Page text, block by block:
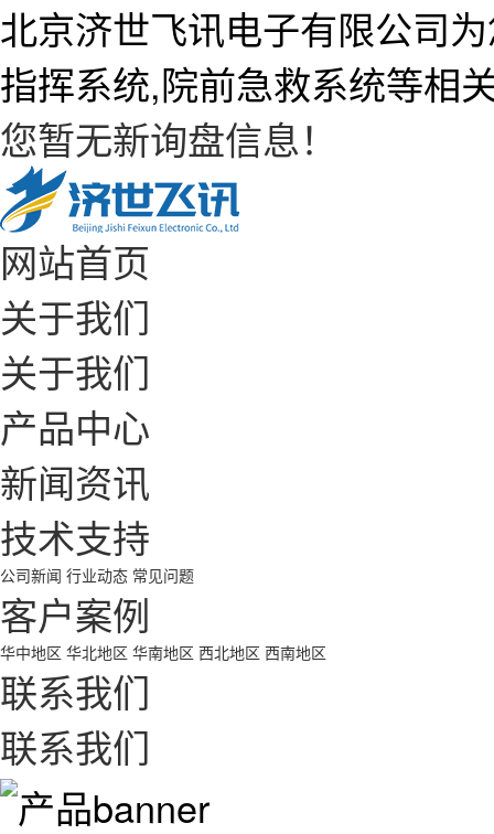
北京济世飞讯电子有限公司
指挥系统,院前急救系统等相
您暂无新询盘信息！
网站首页
关于我们
关于我们
产品中心
新闻资讯
技术支持
公司新闻 行业动态 常见问题
客户案例
华中地区 华北地区 华南地区 西北地区 西南地区
联系我们
联系我们